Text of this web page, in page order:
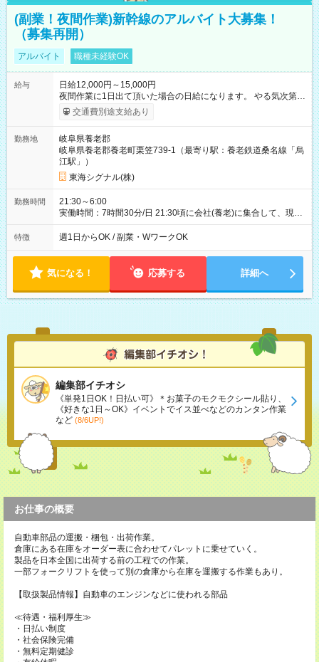
(副業！夜間作業)新幹線のアルバイト大募集！
（募集再開）
アルバイト 職種未経験OK
給与
日給12,000円～15,000円
夜間作業に1日出て頂いた場合の日給になります。 やる気次第で
どんどん昇給します！ 【試用期間】試用期間なし
交通費別途支給あり
勤務地
岐阜県養老郡
岐阜県養老郡養老町栗笠739-1（最寄り駅：養老鉄道桑名線「烏
江駅」）
東海シグナル(株)
勤務時間
21:30～6:00
実働時間：7時間30分/日 21:30頃に会社(養老)に集合して、現場
に行って、片付けが終わり次第解散となります。 おおよその目
安は4時半から5時半頃の解散が多いと思います。
特徴 週1日からOK / 副業・WワークOK
気になる！ 応募する 詳細へ
編集部イチオシ
《単発1日OK！日払い可》＊お菓子のモクモクシール貼り、
《好きな1日～OK》イベントでイス並べなどのカンタン作業
など (8/6UP!)
お仕事の概要
自動車部品の運搬・梱包・出荷作業。
倉庫にある在庫をオーダー表に合わせてパレットに乗せていく。
製品を日本全国に出荷する前の工程での作業。
一部フォークリフトを使って別の倉庫から在庫を運搬する作業もあり。
【取扱製品情報】自動車のエンジンなどに使われる部品
≪待遇・福利厚生≫
・日払い制度
・社会保険完備
・無料定期健診